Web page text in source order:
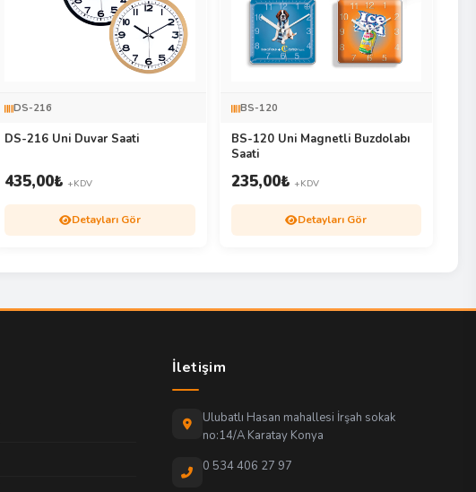
DS-216
DS-216 Uni Duvar Saati
435,00₺ +KDV
Detayları Gör
BS-120
BS-120 Uni Magnetli Buzdolabı
Saati
235,00₺ +KDV
Detayları Gör
İletişim
Ulubatlı Hasan mahallesi İrşah sokak
no:14/A Karatay Konya
0 534 406 27 97